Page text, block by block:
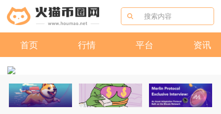
首页 行情 平台 资讯